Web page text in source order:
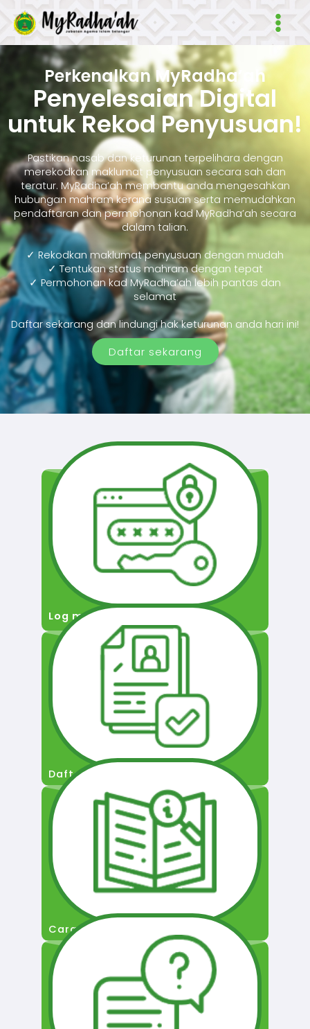
Main
Perkenalkan MyRadha’ah
Penyelesaian Digital
untuk Rekod Penyusuan!
Pastikan nasab dan keturunan terpelihara dengan
merekodkan maklumat penyusuan secara sah dan
teratur. MyRadha’ah membantu anda mengesahkan
hubungan mahram kerana susuan serta memudahkan
pendaftaran dan permohonan kad MyRadha’ah secara
dalam talian.
✓ Rekodkan maklumat penyusuan dengan mudah
✓ Tentukan status mahram dengan tepat
✓ Permohonan kad MyRadha’ah lebih pantas dan
selamat
Daftar sekarang dan lindungi hak keturunan anda hari ini!
Daftar sekarang
Log masuk
Daftar Pengguna
Cara Permohonan